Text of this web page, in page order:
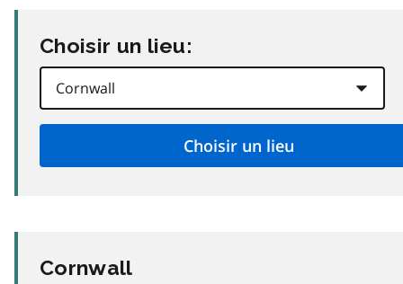
Choisir un lieu:
Cornwall